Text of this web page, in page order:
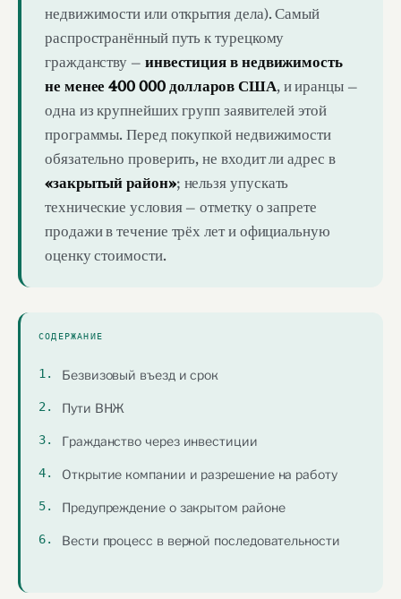
недвижимости или открытия дела). Самый
распространённый путь к турецкому
гражданству — инвестиция в недвижимость
не менее 400 000 долларов США, и иранцы —
одна из крупнейших групп заявителей этой
программы. Перед покупкой недвижимости
обязательно проверить, не входит ли адрес в
«закрытый район»; нельзя упускать
технические условия — отметку о запрете
продажи в течение трёх лет и официальную
оценку стоимости.
СОДЕРЖАНИЕ
Безвизовый въезд и срок
Пути ВНЖ
Гражданство через инвестиции
Открытие компании и разрешение на работу
Предупреждение о закрытом районе
Вести процесс в верной последовательности